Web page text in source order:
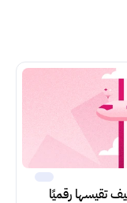
اكمل القراءة